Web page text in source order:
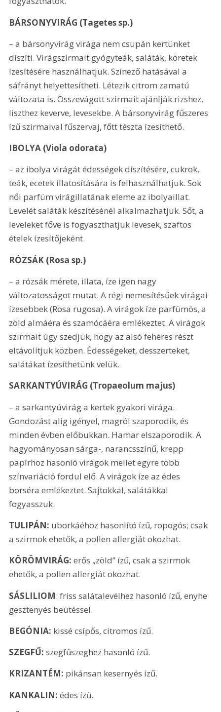
BÁRSONYVIRÁG (Tagetes sp.)
– a bársonyvirág virága nem csupán kertünket
díszíti. Virágszirmait gyógyteák, saláták, köretek
ízesítésére használhatjuk. Színező hatásával a
sáfrányt helyettesítheti. Létezik citrom zamatú
változata is. Összevágott szirmait ajánlják rizshez,
liszthez keverve, levesekbe. A bársonyvirág fűszeres
ízű szirmaival fűszervaj, főtt tészta ízesíthető.
IBOLYA (Viola odorata)
– az ibolya virágát édességek díszítésére, cukrok,
teák, ecetek illatosítására is felhasználhatjuk. Sok
női parfüm virágillatának eleme az ibolyaillat.
Levelét saláták készítésénél alkalmazhatjuk. Sőt, a
leveleket főve is fogyaszthatjuk levesek, szaftos
ételek ízesítőjeként.
RÓZSÁK (Rosa sp.)
– a rózsák mérete, illata, íze igen nagy
változatosságot mutat. A régi nemesítésűek virágai
ízesebbek (Rosa rugosa). A virágok íze parfümös, a
zöld almáéra és szamócáéra em­lékeztet. A virágok
szirmait úgy szedjük, hogy az alsó fehéres részt
eltávolítjuk közben. Édességeket, desszerteket,
salátákat ízesíthetünk velük.
SARKANTYÚVIRÁG (Tropaeolum majus)
– a sarkantyúvirág a kertek gyakori virága.
Gondozást alig igényel, magról szaporodik, és
minden évben előbukkan. Hamar elszaporodik. A
hagyományosan sárga-, narancsszínű, krepp
papírhoz hasonló virágok mellet egyre több
színvariáció for­dul elő. A virágok íze az édes
borséra emlékeztet. Sajtokkal, salátákkal
fogyasszuk.
TULIPÁN: uborkáéhoz hasonlító ízű, ropogós; csak
a szirmok ehetők, a pollen allergiát okozhat.
KÖRÖMVIRÁG: erős „zöld” ízű, csak a szirmok
ehetők, a pollen allergiát okozhat.
SÁSLILIOM: friss salátalevélhez hasonló ízű, enyhe
gesztenyés beütéssel.
BEGÓNIA: kissé csípős, citromos ízű.
SZEGFŰ: szegfűszeghez hasonló ízű.
KRIZANTÉM: pikánsan kesernyés ízű.
KANKALIN: édes ízű.